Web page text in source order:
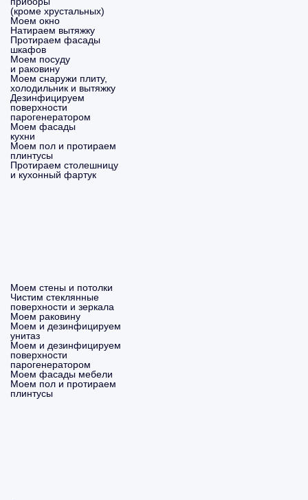
(кроме хрустальных)
Моем окно
Натираем вытяжку
Протираем фасады
шкафов
Моем посуду
и раковину
Моем снаружи плиту,
холодильник и вытяжку
Дезинфицируем
поверхности
парогенератором
Моем фасады
кухни
Моем пол и протираем
плинтусы
Протираем столешницу
и кухонный фартук
Моем стены и потолки
Чистим стеклянные
поверхности и зеркала
Моем раковину
Моем и дезинфицируем
унитаз
Моем и дезинфицируем
поверхности
парогенератором
Моем фасады мебели
Моем пол и протираем
плинтусы